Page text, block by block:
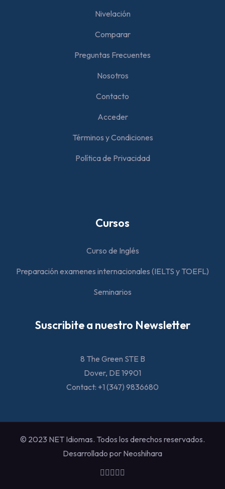
Nivelación
Comparar
Preguntas Frecuentes
Nosotros
Contacto
Acceder
Términos y Condiciones
Política de Privacidad
Cursos
Curso de Inglés
Preparación examenes internacionales (IELTS y TOEFL)
Seminarios
Suscribite a nuestro Newsletter
8 The Green STE B
Dover, DE 19901
Contact: +1 (347) 9836680
© 2023 NET Idiomas. Todos los derechos reservados.
Desarrollado por Neoshihara